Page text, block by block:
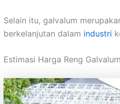
Selain itu, galvalum
berkelanjutan dalam industri
Estimasi Harga Reng